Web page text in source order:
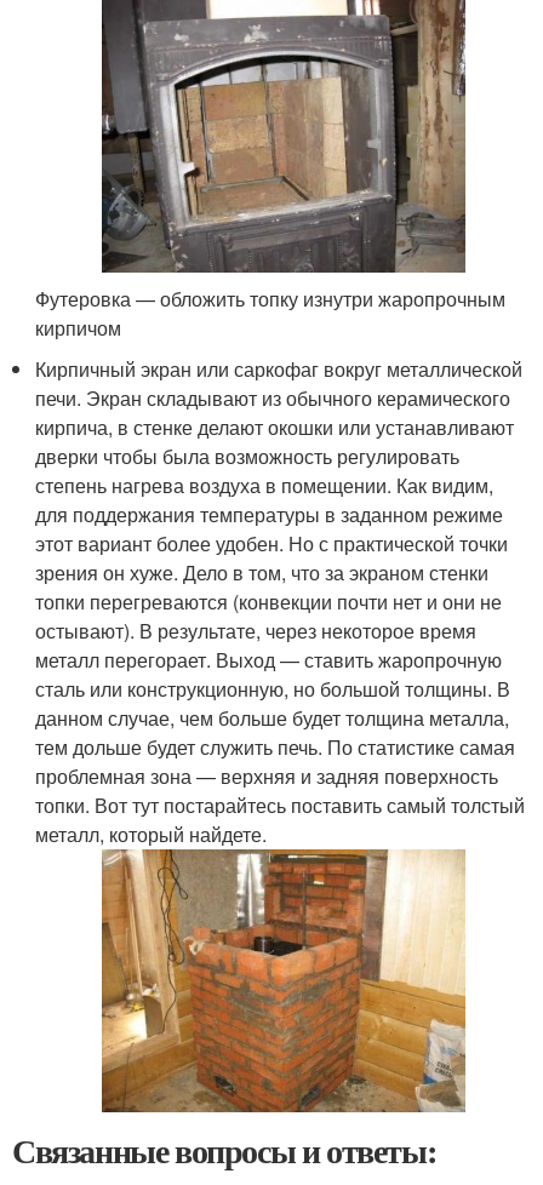
Футеровка — обложить топку изнутри жаропрочным
кирпичом
Кирпичный экран или саркофаг вокруг металлической
печи. Экран складывают из обычного керамического
кирпича, в стенке делают окошки или устанавливают
дверки чтобы была возможность регулировать
степень нагрева воздуха в помещении. Как видим,
для поддержания температуры в заданном режиме
этот вариант более удобен. Но с практической точки
зрения он хуже. Дело в том, что за экраном стенки
топки перегреваются (конвекции почти нет и они не
остывают). В результате, через некоторое время
металл перегорает. Выход — ставить жаропрочную
сталь или конструкционную, но большой толщины. В
данном случае, чем больше будет толщина металла,
тем дольше будет служить печь. По статистике самая
проблемная зона — верхняя и задняя поверхность
топки. Вот тут постарайтесь поставить самый толстый
металл, который найдете.
Связанные вопросы и ответы: